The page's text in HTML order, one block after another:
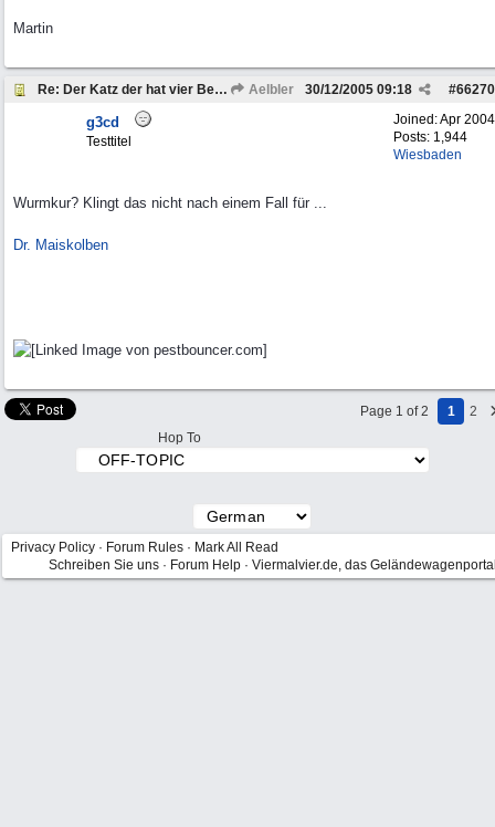
Martin
Re: Der Katz der hat vier Beine . . . Aelbler #66270
30/12/2005 09:18
Joined:Apr 2004
Posts: 1,944
Wiesbaden
g3cd
Testtitel
Wurmkur? Klingt das nicht nach einem Fall für ...
Dr. Maiskolben
Page 1 of 2 1
2
Hop To
Privacy Policy · Forum Rules · Mark All Read
Schreiben Sie uns · Forum Help · Viermalvier.de, das